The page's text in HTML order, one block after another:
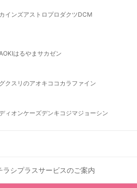
カインズアストロプロダクツDCM
はるやま サカゼン
クスリのアオキ ココカラファイン
ィオンケーズデンキ コジマジョーシン
シプラスサービスのご案内